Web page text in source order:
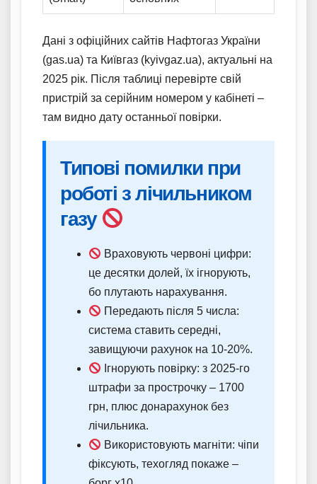
Дані з офіційних сайтів Нафтогаз України
(gas.ua) та Київгаз (kyivgaz.ua), актуальні на
2025 рік. Після таблиці перевірте свій
пристрій за серійним номером у кабінеті –
там видно дату останньої повірки.
Типові помилки при
роботі з лічильником
газу
Враховують червоні цифри:
це десятки долей, їх ігнорують,
бо плутають нарахування.
Передають після 5 числа:
система ставить середні,
завищуючи рахунок на 10-20%.
Ігнорують повірку: з 2025-го
штрафи за прострочку – 1700
грн, плюс донарахунок без
лічильника.
Використовують магніти: чіпи
фіксують, техогляд покаже –